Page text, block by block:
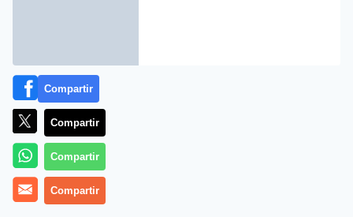
Más información
Compartir
Compartir
Compartir
Compartir